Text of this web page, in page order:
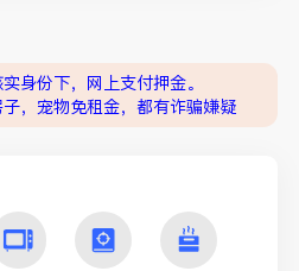
身份下，网上支付押金。
，宠物免租金，都有诈骗嫌疑